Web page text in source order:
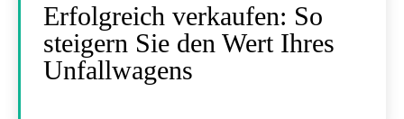
Erfolgreich verkaufen: So
steigern Sie den Wert Ihres
Unfallwagens